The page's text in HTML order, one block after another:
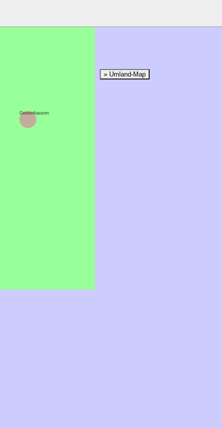
Geisenhausen
» Umland-Map